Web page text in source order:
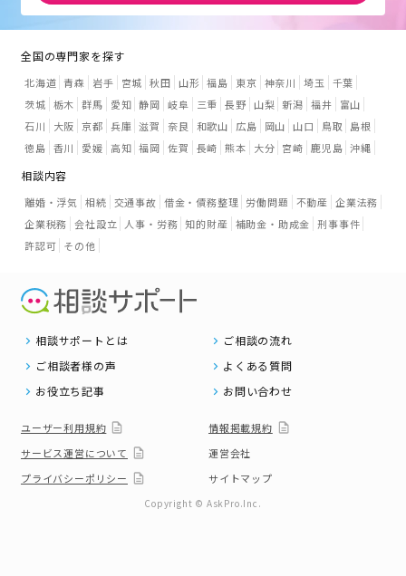
全国の専門家を探す
北海道 青森 岩手 宮城 秋田 山形 福島 東京 神奈川 埼玉
千葉
茨城 栃木 群馬 愛知 静岡 岐阜 三重 長野 山梨 新潟 福井
富山
石川
大阪 京都 兵庫 滋賀 奈良 和歌山 広島 岡山 山口 鳥取
島根
徳島 香川 愛媛 高知 福岡 佐賀 長崎 熊本 大分 宮崎 鹿児島 沖縄
相談内容
離婚・浮気 相続 交通事故 借金・債務整理 労働問題 不動産 企業法務
企業税務 会社設立 人事・労務 知的財産 補助金・助成金 刑事事件
許認可 その他
相談サポートとは
ご相談の流れ
ご相談者様の声
よくある質問
お役立ち記事
お問い合わせ
ユーザー利用規約
情報掲載規約
サービス運営について
運営会社
プライバシーポリシー
サイトマップ
Copyright © AskPro.Inc.